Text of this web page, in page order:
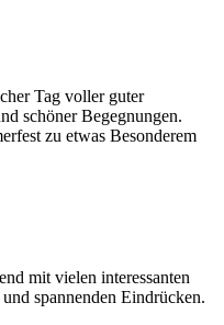
Tag voller guter
schöner Begegnungen.
zu etwas Besonderem
mit vielen interessanten
spannenden Eindrücken.